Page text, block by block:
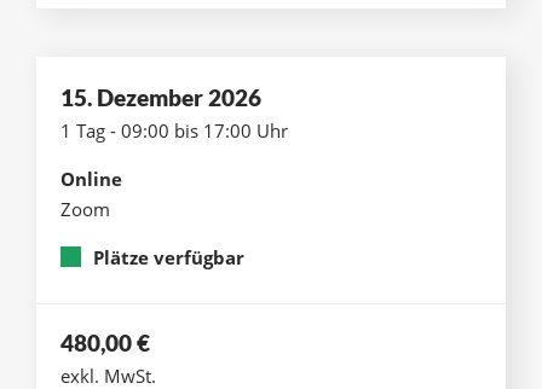
15. Dezember 2026
1 Tag - 09:00 bis 17:00 Uhr
Online
Zoom
Plätze verfügbar
480,00€
exkl. MwSt.